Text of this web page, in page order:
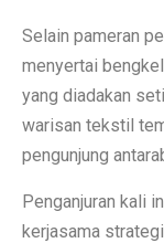
Selain pameran
menyertai
yang diadakan
warisan tekstil
pengunjung
Penganjuran kali
kerjasama